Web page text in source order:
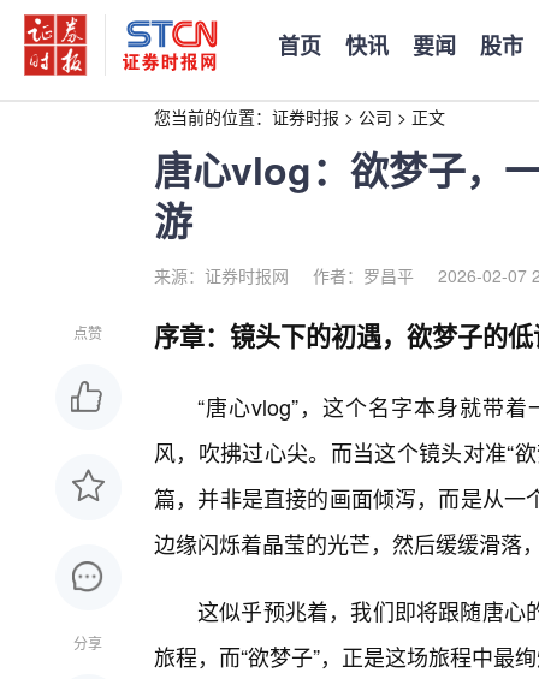
首页 快讯 要闻 股市
您当前的位置： 证券时报 > 公司 > 正文
唐心vlog：欲梦子，
游
来源：证券时报网 作者：罗昌平 2026-02-07
点赞
分享
序章：镜头下的初遇，欲梦子的
“唐心vlog”，这个名字本身就带
风，吹拂过心尖。而当这个镜头对准“
篇，并非是直接的画面倾泻，而是从
边缘闪烁着晶莹的光芒，然后缓缓滑落
这似乎预兆着，我们即将跟随唐心
旅程，而“欲梦子”，正是这场旅程中最